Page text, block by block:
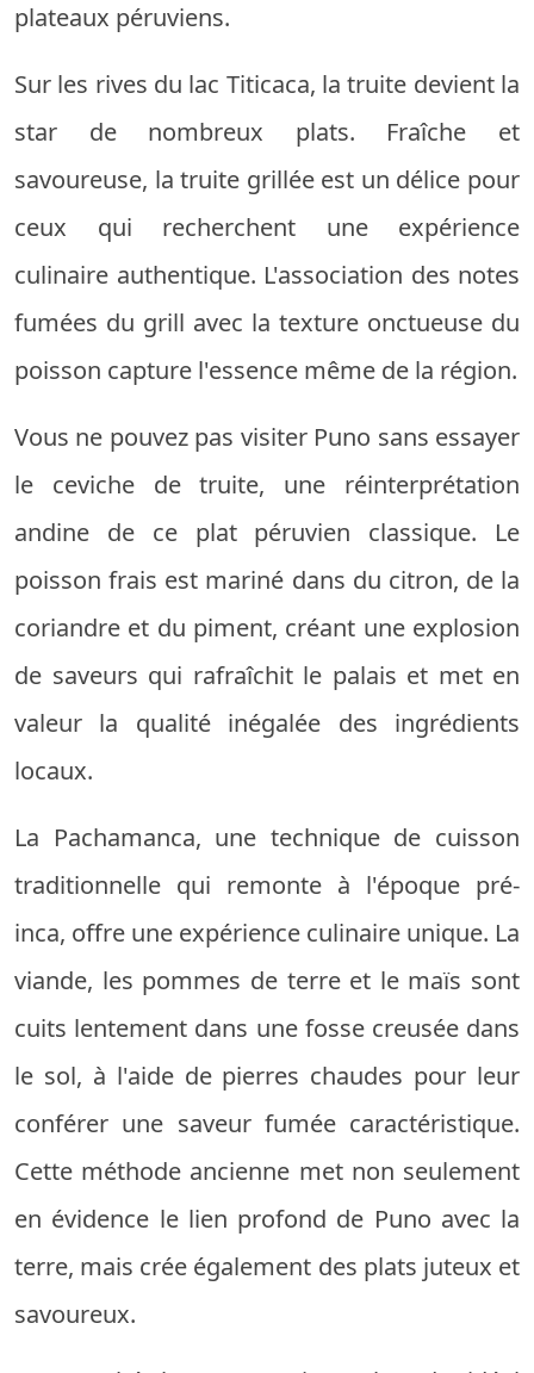
plateaux péruviens.
Sur les rives du lac Titicaca, la truite devient la
star de nombreux plats. Fraîche et
savoureuse, la truite grillée est un délice pour
ceux qui recherchent une expérience
culinaire authentique. L'association des notes
fumées du grill avec la texture onctueuse du
poisson capture l'essence même de la région.
Vous ne pouvez pas visiter Puno sans essayer
le ceviche de truite, une réinterprétation
andine de ce plat péruvien classique. Le
poisson frais est mariné dans du citron, de la
coriandre et du piment, créant une explosion
de saveurs qui rafraîchit le palais et met en
valeur la qualité inégalée des ingrédients
locaux.
La Pachamanca, une technique de cuisson
traditionnelle qui remonte à l'époque pré-
inca, offre une expérience culinaire unique. La
viande, les pommes de terre et le maïs sont
cuits lentement dans une fosse creusée dans
le sol, à l'aide de pierres chaudes pour leur
conférer une saveur fumée caractéristique.
Cette méthode ancienne met non seulement
en évidence le lien profond de Puno avec la
terre, mais crée également des plats juteux et
savoureux.